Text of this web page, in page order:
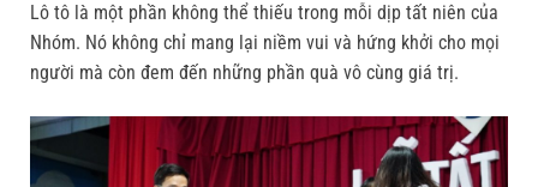
Lô tô là một phần không thể thiếu trong mỗi dịp tất niên của
Nhóm. Nó không chỉ mang lại niềm vui và hứng khởi cho mọi
người mà còn đem đến những phần quà vô cùng giá trị.